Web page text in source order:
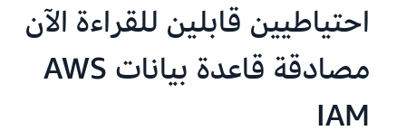
احتياطيين قابلين للقراءة الآن
مصادقة قاعدة بيانات AWS
IAM